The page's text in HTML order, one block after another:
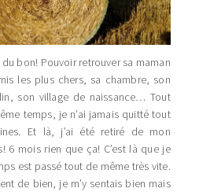
bon! Pouvoir retrouver sa maman
les plus chers, sa chambre, son
son village de naissance… Tout
temps, je n’ai jamais quitté tout
Et là, j’ai été retiré de mon
6 mois rien que ça! C’est là que je
est passé tout de même très vite.
de bien, je m’y sentais bien mais